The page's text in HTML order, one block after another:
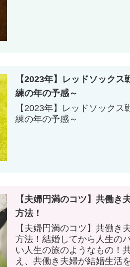
【2023年】レッドソック
練の年の予感～
【2023年】レッドソック
練の年の予感～
【夫婦円満のコツ】共働き
方法！
【夫婦円満のコツ】共働き
方法！結婚してから人生の
い人生の旅のようなもの！
え、共働き夫婦が結婚生活